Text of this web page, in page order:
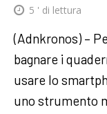
5 ' di lettura
(Adnkronos) –
bagnare i
usare lo
uno strumento